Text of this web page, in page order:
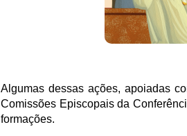
Algumas dessas ações, apoiadas
Comissões Episcopais da
formações.